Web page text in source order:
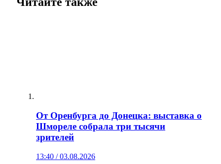
От Оренбурга до Донецка: выставка о
Шмореле собрала три тысячи
зрителей
13:40 / 03.08.2026